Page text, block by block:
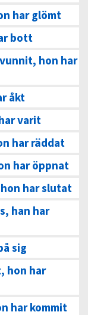
har glömt
bott
hon har
åkt
varit
har räddat
har öppnat
har slutat
han har
sig
hon har
har kommit